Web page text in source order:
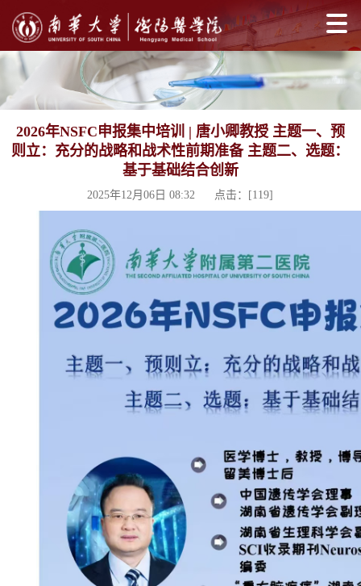
2026年NSFC申报集中培训 | 唐小卿教授 主题一、预
则立：充分的战略和战术性前期准备 主题二、选题：
基于基础结合创新
2025年12月06日 08:32 点击：[119]